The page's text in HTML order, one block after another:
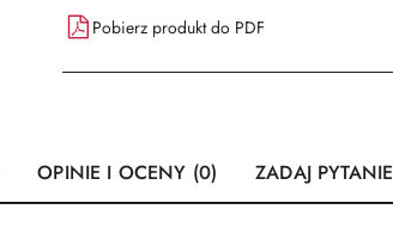
Pobierz produkt do PDF
OPINIE I OCENY (0) ZADAJ PYTANIE